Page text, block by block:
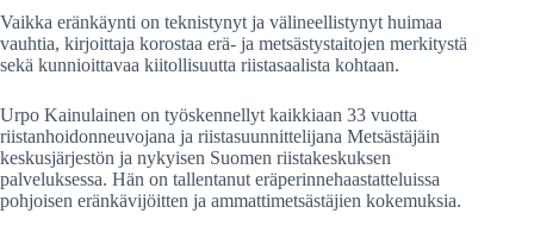
Vaikka eränkäynti on teknistynyt ja välineellistynyt huimaa
vauhtia, kirjoittaja korostaa erä- ja metsästystaitojen merkitystä
sekä kunnioittavaa kiitollisuutta riistasaalista kohtaan.
Urpo Kainulainen on työskennellyt kaikkiaan 33 vuotta
riistanhoidonneuvojana ja riistasuunnittelijana Metsästäjäin
keskusjärjestön ja nykyisen Suomen riistakeskuksen
palveluksessa. Hän on tallentanut eräperinnehaastatteluissa
pohjoisen eränkävijöitten ja ammattimetsästäjien kokemuksia.